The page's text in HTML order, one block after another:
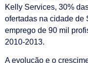
Kelly Services, 30%
ofertadas na cidade de
emprego de 90 mil
2010-2013.
A evolução e o